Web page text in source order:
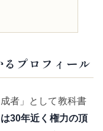
プロフィール
者」として教科書
30年近く権力の頂